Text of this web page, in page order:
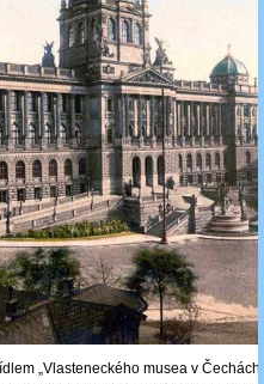
„Vlasteneckého musea v Čechách“